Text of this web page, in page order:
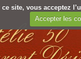
site, vous acceptez
Accepter les